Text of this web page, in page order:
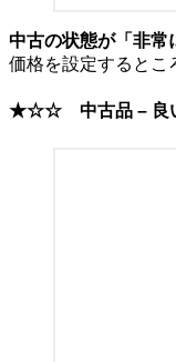
中古の状態が「非常
価格を設定するとこ
★☆☆ 中古品 – 良